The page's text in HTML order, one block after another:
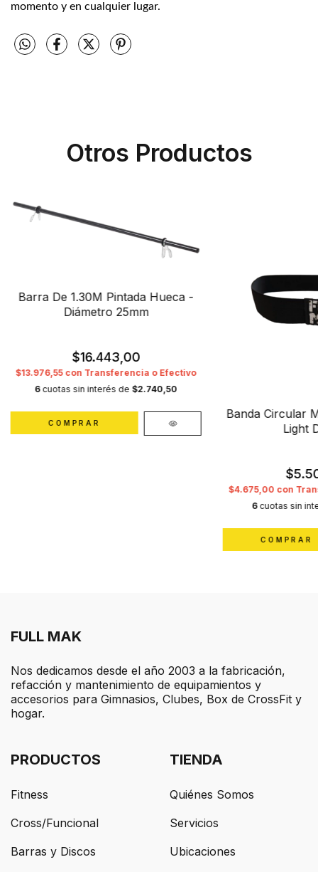
momento y en cualquier lugar.
Otros Productos
Barra De 1.30M Pintada Hueca -
Diámetro 25mm
$16.443,00
$13.976,55 con Transferencia o Efectivo
6 cuotas sin interés de $2.740,50
Banda Circular
Light
$4.675,00 con
6 cuotas sin
FULL MAK
Nos dedicamos desde el año 2003 a la fabricación,
refacción y mantenimiento de equipamientos y
accesorios para Gimnasios, Clubes, Box de CrossFit y
hogar.
PRODUCTOS
Fitness
Cross/Funcional
Barras y Discos
TIENDA
Quiénes Somos
Servicios
Ubicaciones